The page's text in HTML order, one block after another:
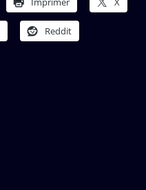
Reddit